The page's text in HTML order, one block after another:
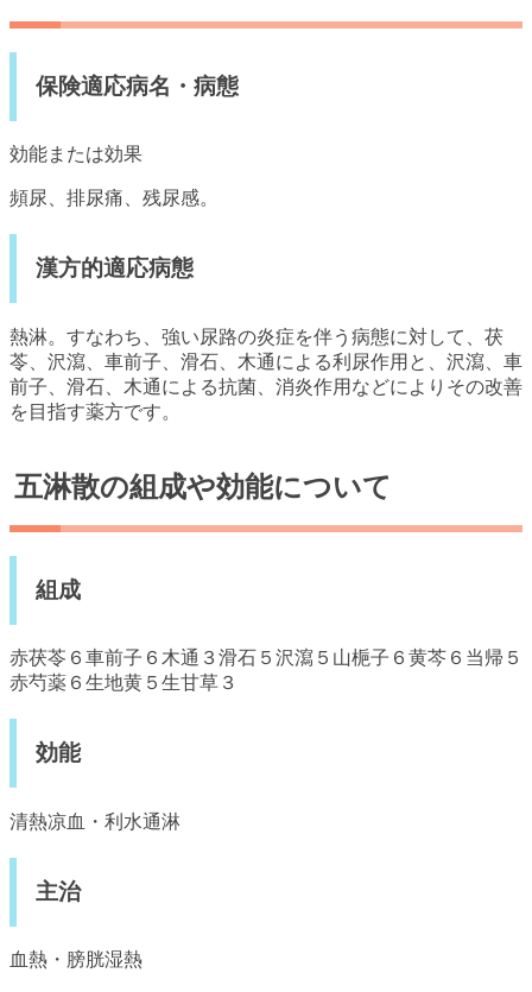
保険適応病名・病態
効能または効果
頻尿、排尿痛、残尿感。
漢方的適応病態
熱淋。すなわち、強い尿路の炎症を伴う病態に対して、茯
苓、沢瀉、車前子、滑石、木通による利尿作用と、沢瀉、車
前子、滑石、木通による抗菌、消炎作用などによりその改善
を目指す薬方です。
五淋散の組成や効能について
組成
赤茯苓６車前子６木通３滑石５沢瀉５山梔子６黄芩６当帰５
赤芍薬６生地黄５生甘草３
効能
清熱凉血・利水通淋
主治
血熱・膀胱湿熱